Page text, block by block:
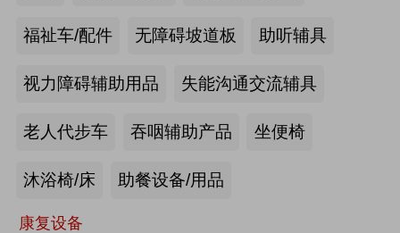
福祉车/配件 无障碍坡道板 助听辅具
视力障碍辅助用品 失能沟通交流辅具
老人代步车 吞咽辅助产品 坐便椅
沐浴椅/床 助餐设备/用品
康复设备
来源:养老福祉圈 2026-07-13
焕新银发日常 虹桥镇持续推进老年
友好社区建设工作
未来医养 · 智建绿康——中国医养融